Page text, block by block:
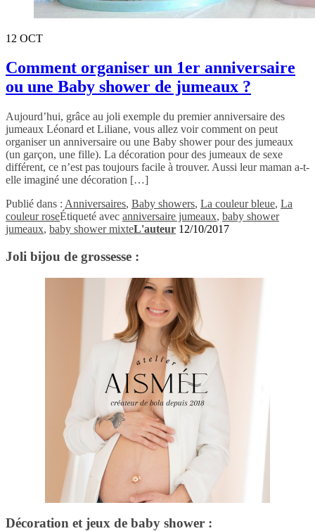
12 OCT
Comment organiser un 1er anniversaire
ou une Baby shower de jumeaux ?
Aujourd’hui, grâce au joli exemple du premier anniversaire des
jumeaux Léonard et Liliane, vous allez voir comment on peut
organiser un anniversaire ou une Baby shower pour des jumeaux
(un garçon, une fille). La décoration pour des jumeaux de sexe
différent, ce n’est pas toujours facile à trouver. Aussi leur maman a-t-
elle imaginé une décoration […]
Publié dans : Anniversaires, Baby showers, La couleur bleue, La
couleur roseÉtiqueté avec anniversaire jumeaux, baby shower
jumeaux, baby shower mixteL'auteur 12/10/2017
Joli bijou de grossesse :
Décoration et jeux de baby shower :